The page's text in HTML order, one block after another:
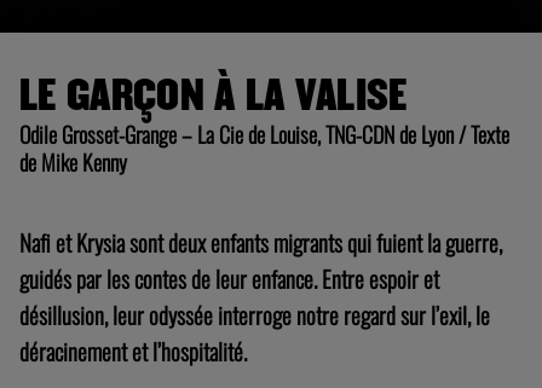
LE GARÇON À LA VALISE
Odile Grosset-Grange – La Cie de Louise, TNG-CDN de Lyon / Texte
de Mike Kenny
Nafi et Krysia sont deux enfants migrants qui fuient la guerre,
guidés par les contes de leur enfance. Entre espoir et
désillusion, leur odyssée interroge notre regard sur l’exil, le
déracinement et l’hospitalité.